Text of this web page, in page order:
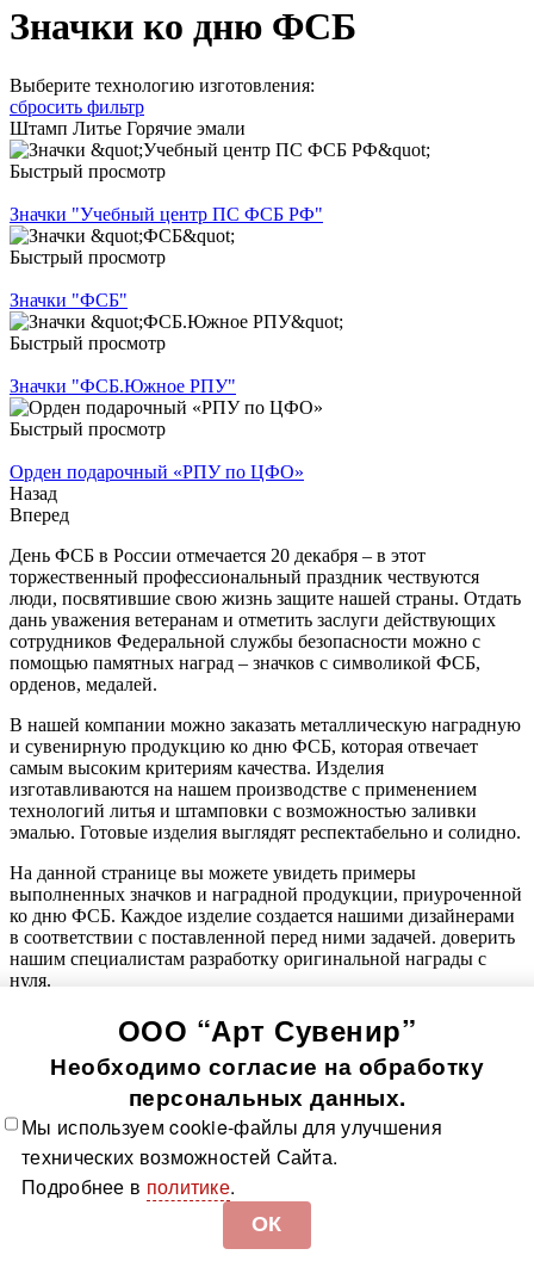
Значки ко дню ФСБ
Выберите технологию изготовления:
сбросить фильтр
Штамп Литье Горячие эмали
Быстрый просмотр
Значки "Учебный центр ПС ФСБ РФ"
Быстрый просмотр
Значки "ФСБ"
Быстрый просмотр
Значки "ФСБ.Южное РПУ"
Быстрый просмотр
Орден подарочный «РПУ по ЦФО»
Назад
Вперед
День ФСБ в России отмечается 20 декабря – в этот
торжественный профессиональный праздник чествуются
люди, посвятившие свою жизнь защите нашей страны. Отдать
дань уважения ветеранам и отметить заслуги действующих
сотрудников Федеральной службы безопасности можно с
помощью памятных наград – значков с символикой ФСБ,
орденов, медалей.
В нашей компании можно заказать металлическую наградную
и сувенирную продукцию ко дню ФСБ, которая отвечает
самым высоким критериям качества. Изделия
изготавливаются на нашем производстве с применением
технологий литья и штамповки с возможностью заливки
эмалью. Готовые изделия выглядят респектабельно и солидно.
На данной странице вы можете увидеть примеры
выполненных значков и наградной продукции, приуроченной
ко дню ФСБ. Каждое изделие создается нашими дизайнерами
в соответствии с поставленной перед ними задачей. доверить
нашим специалистам разработку оригинальной награды с
нуля.
Значки-медали
Использование информации, содержащейся на сайте, в том
числе фото продукции, без согласия правообладателя, влечет
возникновение ответственности согласно ст. 1250-1252 ГК
РФ, ст. 7.12 КоАП РФ и ст. 146, 147 УК РФ
Все значки Все медали О компании Контакты
изготовления Политика в отношении обработки
персональных данных Доставка и оплата
ООО “Арт Сувенир”
Необходимо согласие на обработку
персональных данных.
Мы используем cookie-файлы для улучшения
технических возможностей Сайта.
Подробнее в политике.
ОК